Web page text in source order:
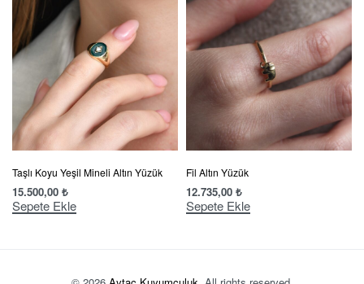
Taşlı Koyu Yeşil Mineli Altın Yüzük
15.500,00 ₺
Sepete Ekle
Fil Altın Yüzük
12.735,00 ₺
Sepete Ekle